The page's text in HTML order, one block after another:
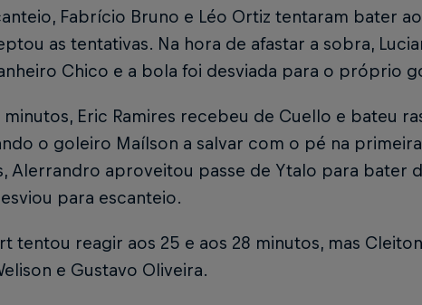
Fabrício Bruno e Léo Ortiz tentaram bater
as tentativas. Na hora de afastar a sobra,
Chico e a bola foi desviada para o próprio
minutos, Eric Ramires recebeu de Cuello e bateu
o goleiro Maílson a salvar com o pé na
Alerrandro aproveitou passe de Ytalo para bater
para escanteio.
tentou reagir aos 25 e aos 28 minutos, mas
e Gustavo Oliveira.